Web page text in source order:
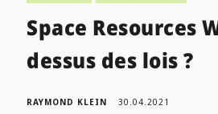
Space Resources
dessus des lois ?
RAYMOND KLEIN 30.04.2021